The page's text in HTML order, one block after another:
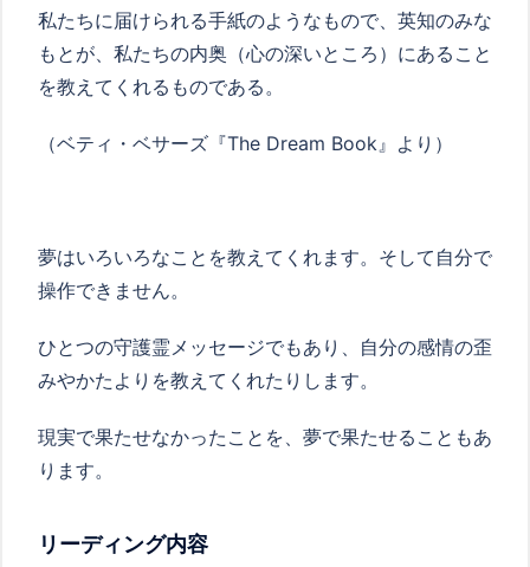
私たちに届けられる手紙のようなもので、英知のみな
もとが、私たちの内奥（心の深いところ）にあること
を教えてくれるものである。
（ベティ・ベサーズ『The Dream Book 』より）
夢はいろいろなことを教えてくれます。そして自分で
操作できません。
ひとつの守護霊メッセージでもあり、自分の感情の歪
みやかたよりを教えてくれたりします。
現実で果たせなかったことを、夢で果たせることもあ
ります。
リーディング内容